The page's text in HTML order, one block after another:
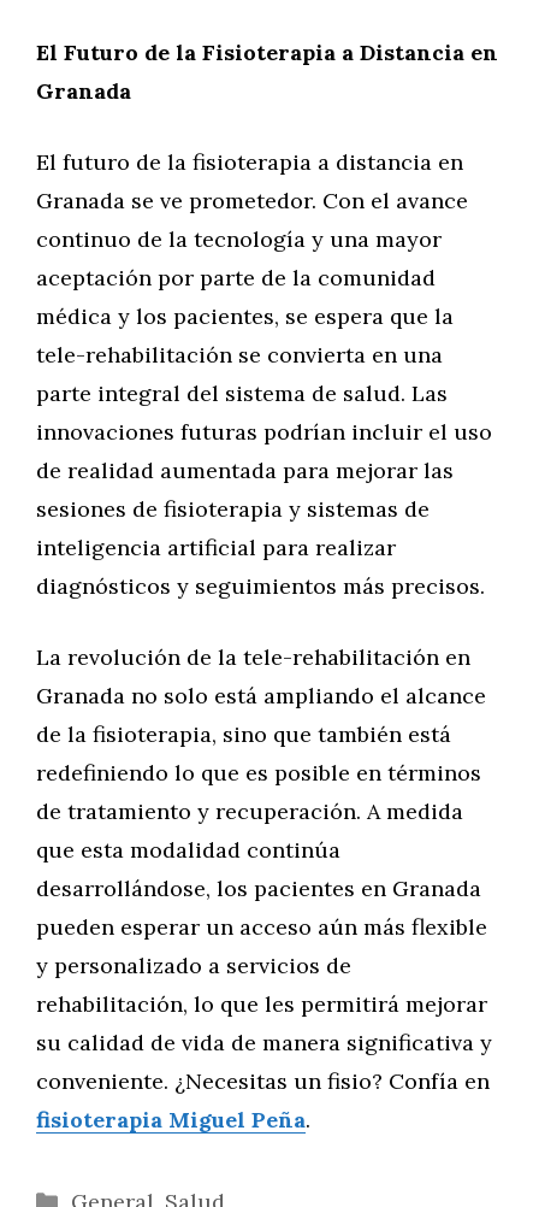
El Futuro de la Fisioterapia a Distancia en
Granada
El futuro de la fisioterapia a distancia en
Granada se ve prometedor. Con el avance
continuo de la tecnología y una mayor
aceptación por parte de la comunidad
médica y los pacientes, se espera que la
tele-rehabilitación se convierta en una
parte integral del sistema de salud. Las
innovaciones futuras podrían incluir el uso
de realidad aumentada para mejorar las
sesiones de fisioterapia y sistemas de
inteligencia artificial para realizar
diagnósticos y seguimientos más precisos.
La revolución de la tele-rehabilitación en
Granada no solo está ampliando el alcance
de la fisioterapia, sino que también está
redefiniendo lo que es posible en términos
de tratamiento y recuperación. A medida
que esta modalidad continúa
desarrollándose, los pacientes en Granada
pueden esperar un acceso aún más flexible
y personalizado a servicios de
rehabilitación, lo que les permitirá mejorar
su calidad de vida de manera significativa y
conveniente. ¿Necesitas un fisio? Confía en
fisioterapia Miguel Peña.
Categorías